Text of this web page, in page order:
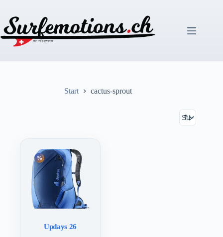
springen
Start cactus-sprout
Updays 26